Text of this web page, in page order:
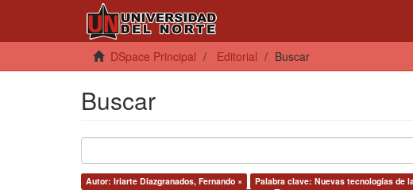
DSpace Principal Editorial Buscar
Buscar
Autor: Iriarte Diazgranados, Fernando ×
Palabra clave: Nuevas tecnologías de